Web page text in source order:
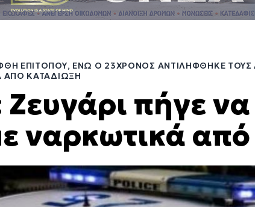
ΕΠΙΤΌΠΟΥ, ΕΝΏ Ο 23ΧΡΟΝΟΣ ΑΝΤΙΛΉΦΘΗΚΕ ΤΟΥΣ
ΑΠΌ ΚΑΤΑΔΊΩΞΗ
Ζευγάρι πήγε
ναρκωτικά